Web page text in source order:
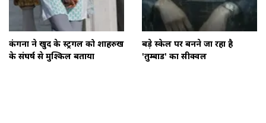
कंगना ने खुद के स्ट्रगल को शाहरुख
के संघर्ष से मुश्किल बताया
बड़े स्केल पर बनने जा रहा है
'तुम्बाड' का सीक्वल